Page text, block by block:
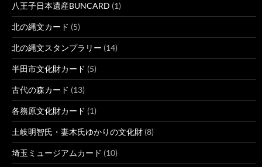
八王子日本遺産BUNCARD (1)
北の縄文カード (5)
北の縄文スタンプラリー (14)
半田市文化財カード (5)
古代の森カード (13)
各務原文化財カード (1)
土岐明智氏・妻木氏ゆかりの文化財 (8)
埼玉ミュージアムカード (10)